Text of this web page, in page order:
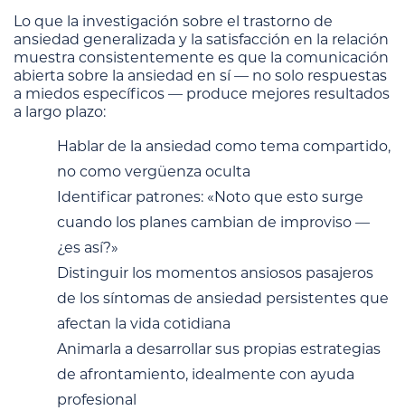
Lo que la investigación sobre el trastorno de
ansiedad generalizada y la satisfacción en la relación
muestra consistentemente es que la comunicación
abierta sobre la ansiedad en sí — no solo respuestas
a miedos específicos — produce mejores resultados
a largo plazo:
Hablar de la ansiedad como tema compartido,
no como vergüenza oculta
Identificar patrones: «Noto que esto surge
cuando los planes cambian de improviso —
¿es así?»
Distinguir los momentos ansiosos pasajeros
de los síntomas de ansiedad persistentes que
afectan la vida cotidiana
Animarla a desarrollar sus propias estrategias
de afrontamiento, idealmente con ayuda
profesional